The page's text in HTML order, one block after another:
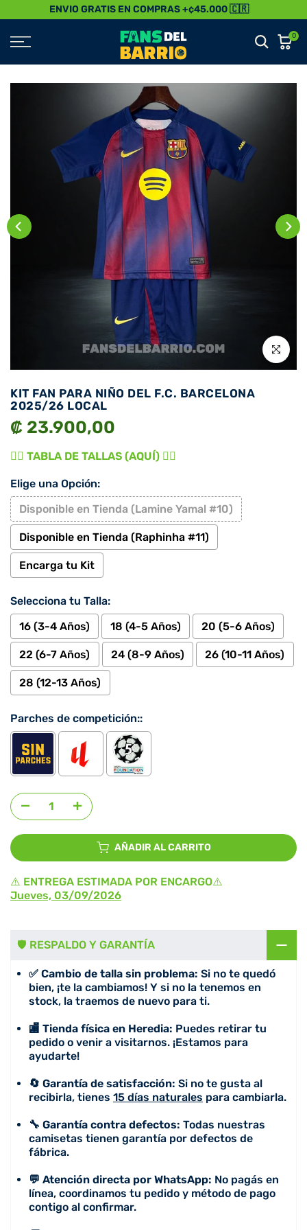
Contenido
ENVIO GRATIS EN COMPRAS +¢45.000 🇨🇷
0
Click para
KIT FAN PARA NIÑO DEL F.C. BARCELONA
2025/26 LOCAL
₡ 23.900,00
👉🏾 TABLA DE TALLAS (AQUÍ) 👈🏾
Elige una Opción:
Disponible en Tienda (Lamine Yamal #10)
Disponible en Tienda (Raphinha #11)
Encarga tu Kit
Selecciona tu Talla:
16 (3-4 Años)
18 (4-5 Años) 20 (5-6 Años)
22 (6-7 Años) 24 (8-9 Años) 26 (10-11 Años)
28 (12-13 Años)
Parches de competición::
Agregar selección
AÑADIR AL CARRITO
⚠️ ENTREGA ESTIMADA POR ENCARGO⚠️
Jueves, 03/09/2026
🛡️ RESPALDO Y GARANTÍA
✅ Cambio de talla sin problema: Si no te quedó
bien, ¡te la cambiamos! Y si no la tenemos en
stock, la traemos de nuevo para ti.
🏬 Tienda física en Heredia: Puedes retirar tu
pedido o venir a visitarnos. ¡Estamos para
ayudarte!
🔄 Garantía de satisfacción: Si no te gusta al
recibirla, tienes 15 días naturales para cambiarla.
🔧 Garantía contra defectos: Todas nuestras
camisetas tienen garantía por defectos de
fábrica.
💬 Atención directa por WhatsApp: No pagás en
línea, coordinamos tu pedido y método de pago
contigo al confirmar.